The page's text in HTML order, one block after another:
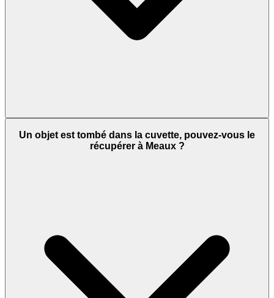
Un objet est tombé dans la cuvette, pouvez-vous le
récupérer à Meaux ?